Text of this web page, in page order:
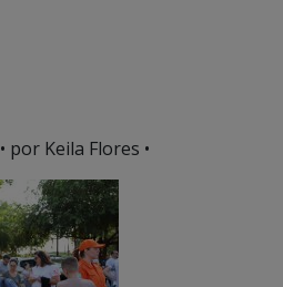
• por Keila Flores •